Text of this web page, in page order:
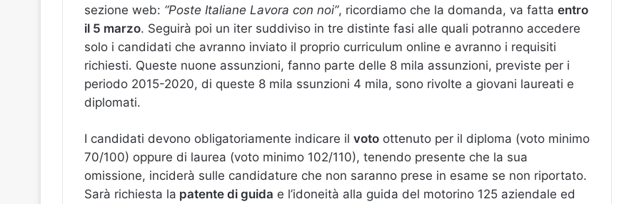
sezione web: “Poste Italiane Lavora con noi”, ricordiamo che la domanda, va fatta entro
il 5 marzo. Seguirà poi un iter suddiviso in tre distinte fasi alle quali potranno accedere
solo i candidati che avranno inviato il proprio curriculum online e avranno i requisiti
richiesti. Queste nuone assunzioni, fanno parte delle 8 mila assunzioni, previste per i
periodo 2015-2020, di queste 8 mila ssunzioni 4 mila, sono rivolte a giovani laureati e
diplomati.
I candidati devono obligatoriamente indicare il voto ottenuto per il diploma (voto minimo
70/100) oppure di laurea (voto minimo 102/110), tenendo presente che la sua
omissione, inciderà sulle candidature che non saranno prese in esame se non riportato.
Sarà richiesta la patente di guida e l’idoneità alla guida del motorino 125 aziendale ed